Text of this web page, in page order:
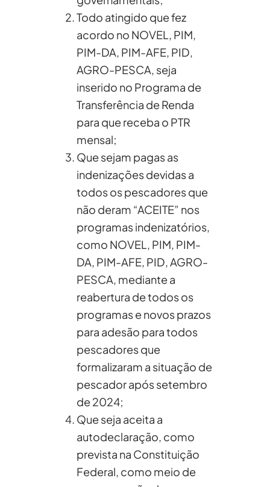
Todo atingido que fez
acordo no NOVEL, PIM,
PIM-DA, PIM-AFE, PID,
AGRO-PESCA, seja
inserido no Programa de
Transferência de Renda
para que receba o PTR
mensal;
Que sejam pagas as
indenizações devidas a
todos os pescadores que
não deram “ACEITE” nos
programas indenizatórios,
como NOVEL, PIM, PIM-
DA, PIM-AFE, PID, AGRO-
PESCA, mediante a
reabertura de todos os
programas e novos prazos
para adesão para todos
pescadores que
formalizaram a situação de
pescador após setembro
de 2024;
Que seja aceita a
autodeclaração, como
prevista na Constituição
Federal, como meio de